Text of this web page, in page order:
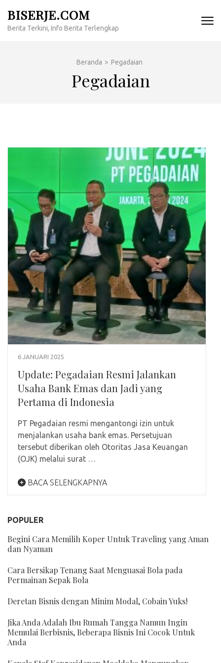
konten
BISERJE.COM
Berita Terkini, Info Berita Terlengkap
Beranda > Pegadaian
Pegadaian
6 JANUARI 2025
Update: Pegadaian Resmi Jalankan
Usaha Bank Emas dan Jadi yang
Pertama di Indonesia
PT Pegadaian resmi mengantongi izin untuk
menjalankan usaha bank emas. Persetujuan
tersebut diberikan oleh Otoritas Jasa Keuangan
(OJK) melalui surat …
BACA SELENGKAPNYA
POPULER
Begini Cara Memilih Koper Untuk Traveling yang Aman
dan Nyaman
Cara Bersikap Tenang Saat Menguasai Bola pada
Permainan Sepak Bola
Deretan Bisnis dengan Minim Modal, Cobain Yuks!
Jika Anda Adalah Ibu Rumah Tangga Namun Ingin
Memulai Berbisnis, Beberapa Bisnis Ini Cocok Untuk
Anda